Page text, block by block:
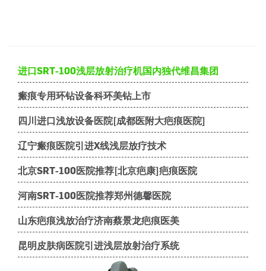
进口SRT-100浅层放射治疗机国内独代维昌集团
瘢痕专用环钻设备科环美钻上市
四川进口浅放设备医院[成都医附大疤痕医院]
辽宁瘢痕医院引进X线浅层放疗技术
北京SRT-100医院推荐[北京疤康]疤痕医院
河南SRT-100医院推荐郑州德馨医院
山东疤痕浅放治疗济南蔡景龙疤痕医美
昆明皮肤病医院引进浅层放射治疗系统